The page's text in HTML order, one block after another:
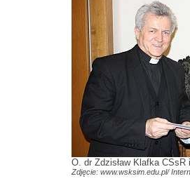
O. dr Zdzisław Klafka
Zdjęcie: www.wsksim.edu.pl/